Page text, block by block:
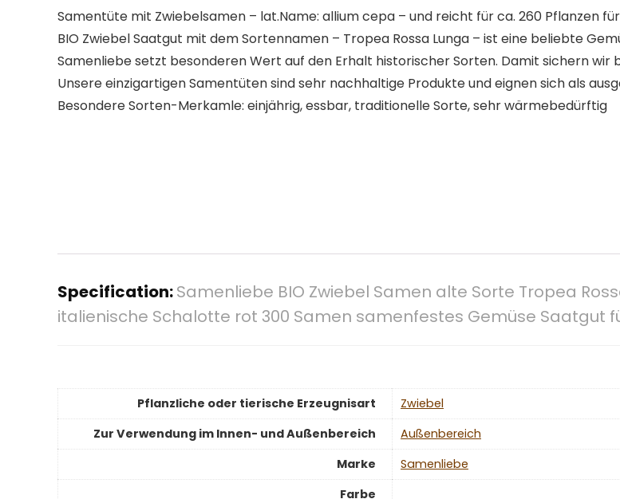
Samentüte mit Zwiebelsamen – lat.Name: allium cepa – und reicht für ca. 260 Pflanzen
BIO Zwiebel Saatgut mit dem Sortennamen – Tropea Rossa Lunga – ist eine beliebte
Samenliebe setzt besonderen Wert auf den Erhalt historischer Sorten. Damit sichern
Unsere einzigartigen Samentüten sind sehr nachhaltige Produkte und eignen sich als
Besondere Sorten-Merkamle: einjährig, essbar, traditionelle Sorte, sehr wärmebedürftig
Specification:Samenliebe BIO Zwiebel Samen alte Sorte Tropea
italienische Schalotte rot 300 Samen samenfestes Gemüse Saatgut
Pflanzliche oder tierische Erzeugnisart
‎Zwiebel
Zur Verwendung im Innen- und Außenbereich
‎Außenbereich
Marke
‎Samenliebe
Farbe